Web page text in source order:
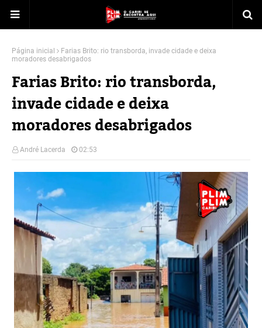
Página inicial
Farias Brito: rio transborda, invade cidade e deixa
moradores desabrigados
Farias Brito: rio transborda,
invade cidade e deixa
moradores desabrigados
André Lacerda 02:53